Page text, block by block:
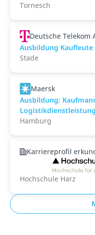
Tornesch
Deutsche Telekom
Ausbildung
Stade
Maersk
Ausbildung:
Hamburg
Karriereprofil
Hochschule Harz